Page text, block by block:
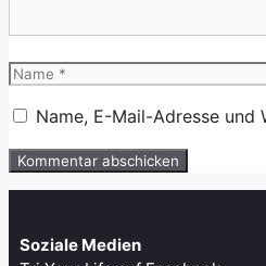
Name
Name, E-Mail-Adresse und
Soziale Medien